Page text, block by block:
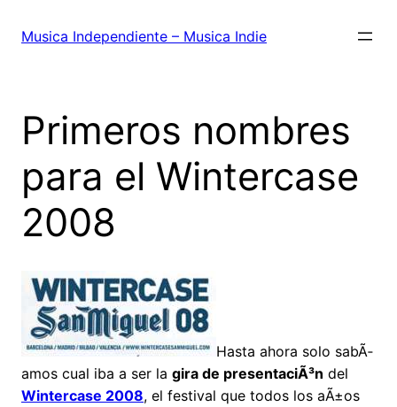
Musica Independiente – Musica Indie
Primeros nombres
para el Wintercase
2008
Hasta ahora solo sabÃ­
amos cual iba a ser la gira de presentaciÃ³n del
Wintercase 2008, el festival que todos los aÃ±os